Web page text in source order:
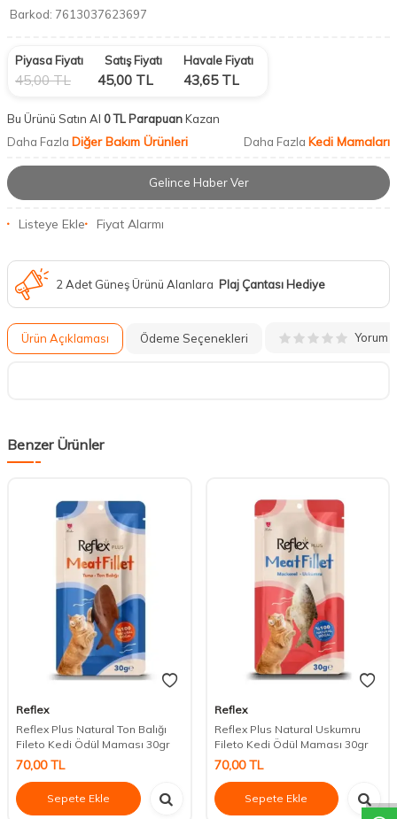
Barkod: 7613037623697
Piyasa Fiyatı
45,00TL
Satış Fiyatı
45,00 TL
Havale Fiyatı
43,65TL
Bu Ürünü Satın Al 0 TL ParapuanKazan
Daha Fazla Diğer Bakım Ürünleri Daha Fazla Kedi Mamaları
Gelince Haber Ver
Listeye Ekle Fiyat Alarmı
2 Adet Güneş Ürünü Alanlara Plaj Çantası Hediye
Ürün Açıklaması Ödeme Seçenekleri Yorum
Benzer Ürünler
Reflex
Reflex Plus Natural Ton Balığı
Fileto Kedi Ödül Maması 30gr
70,00TL
Sepete Ekle
Reflex
Reflex Plus Natural Uskumru
Fileto Kedi Ödül Maması 30gr
70,00TL
Sepete Ekle